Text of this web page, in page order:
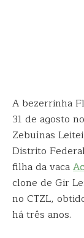
A bezerrinha
31 de agosto
Zebuínas
Distrito
filha da vaca
clone de Gir
no CTZL,
há três anos.